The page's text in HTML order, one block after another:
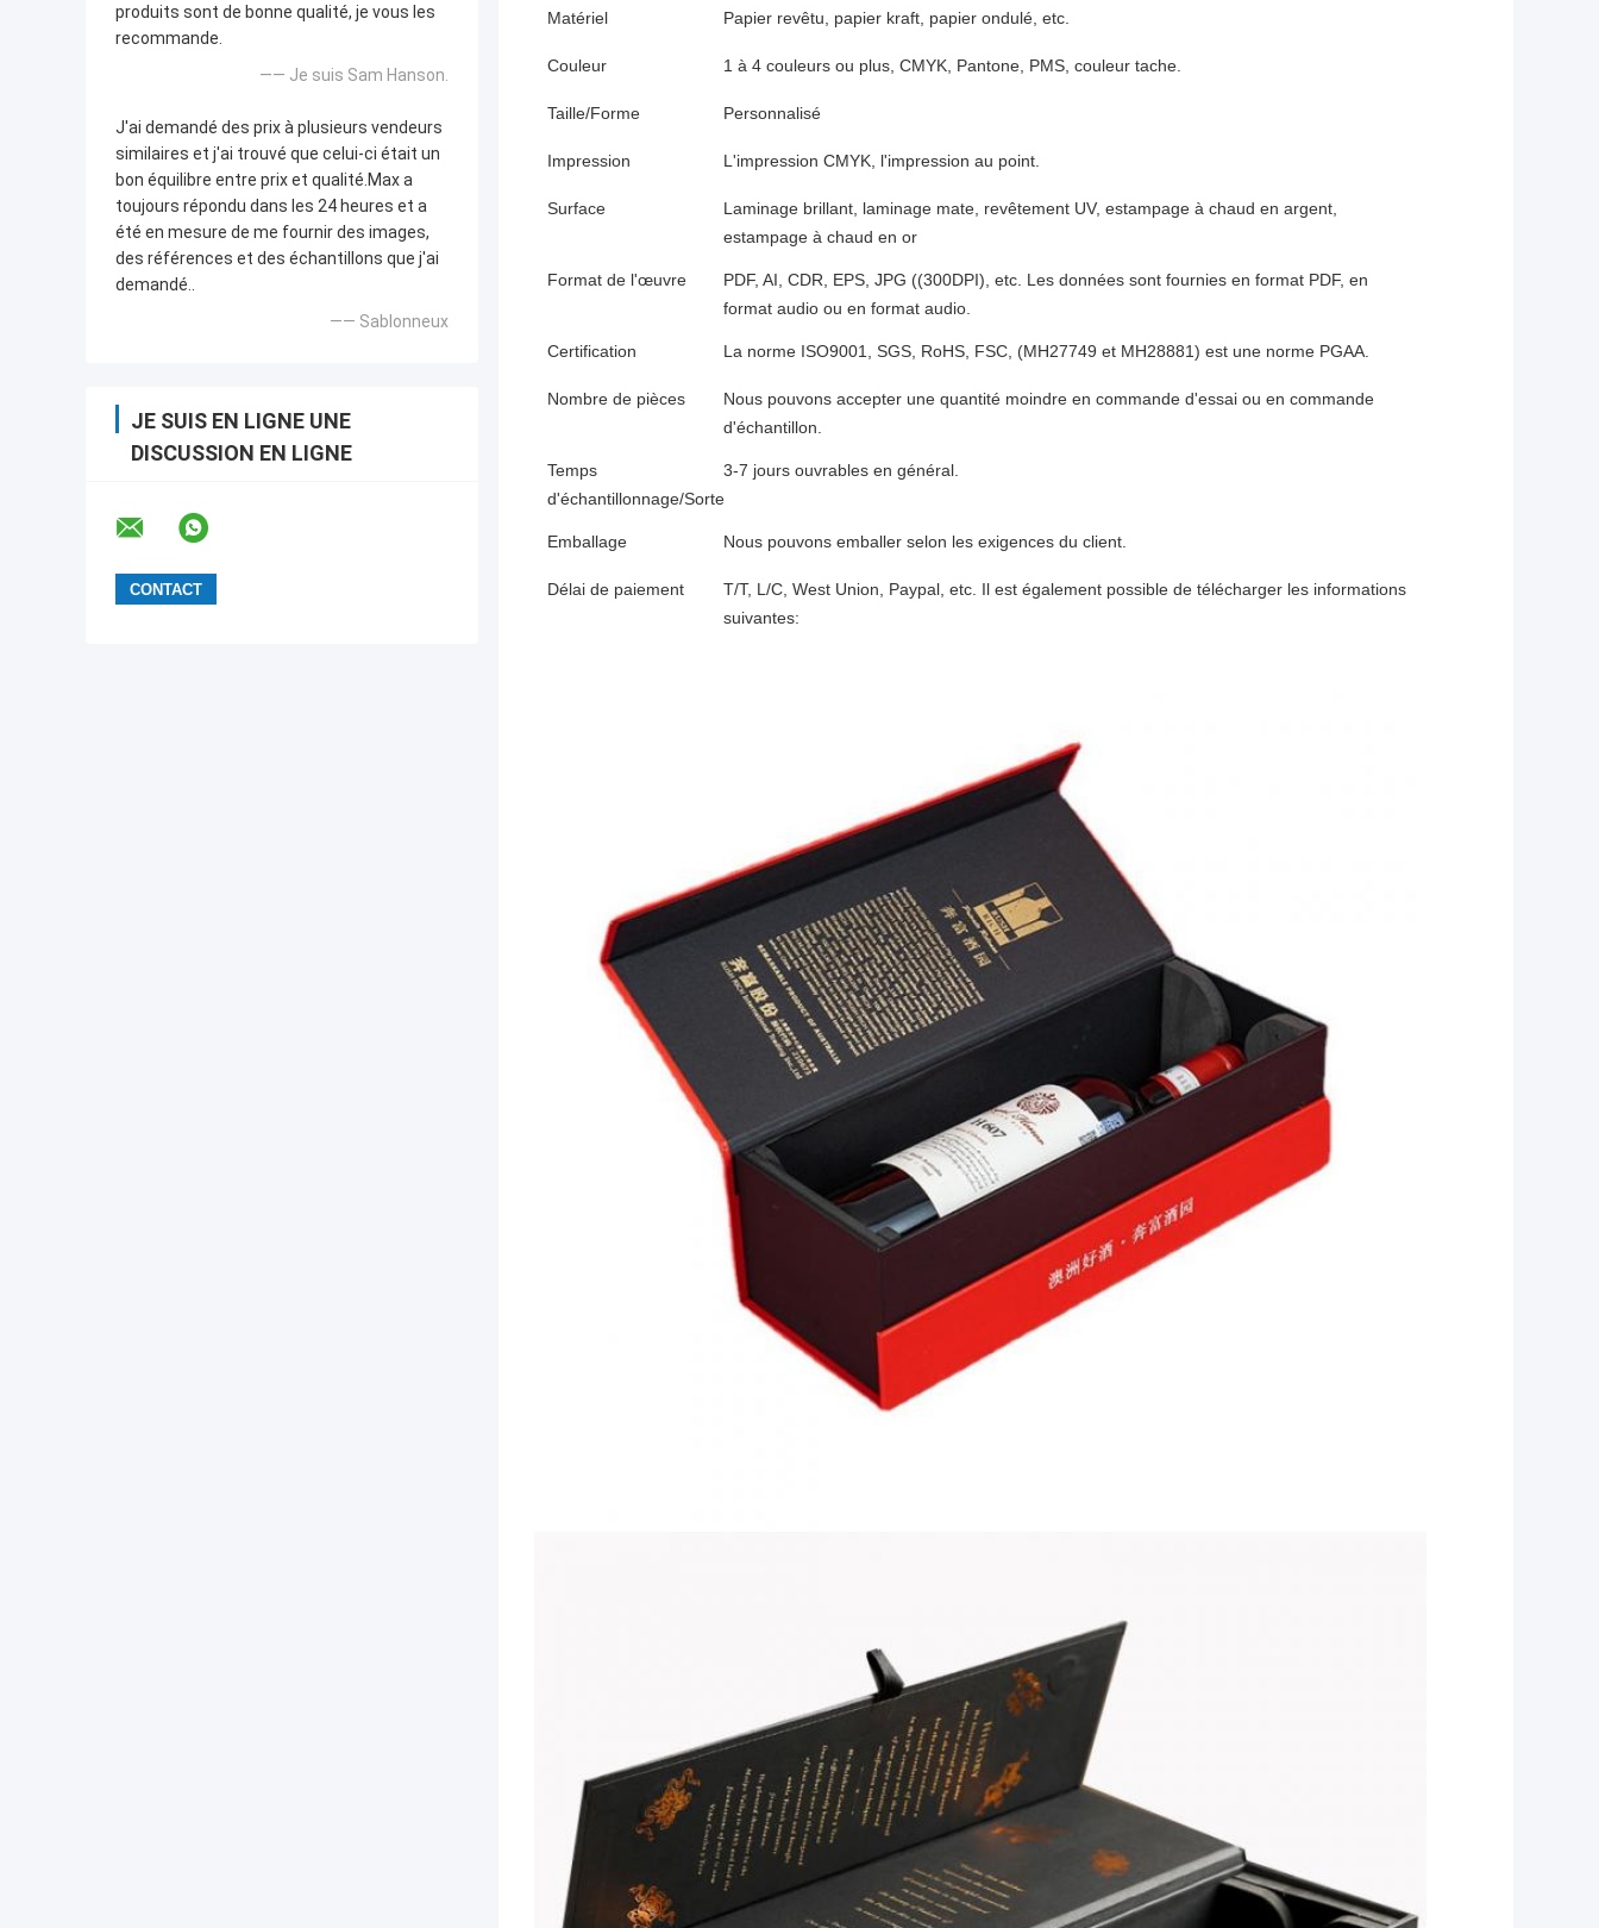
produits sont de bonne qualité, je vous les
recommande.
—— Je suis Sam Hanson.
J'ai demandé des prix à plusieurs vendeurs
similaires et j'ai trouvé que celui-ci était un
bon équilibre entre prix et qualité.Max a
toujours répondu dans les 24 heures et a
été en mesure de me fournir des images,
des références et des échantillons que j'ai
demandé..
—— Sablonneux
JE SUIS EN LIGNE UNE
DISCUSSION EN LIGNE
Matériel Papier revêtu, papier kraft, papier ondulé, etc.
Couleur 1 à 4 couleurs ou plus, CMYK, Pantone, PMS, couleur tache.
Taille/Forme Personnalisé
Impression L'impression CMYK, l'impression au point.
Surface
Laminage brillant, laminage mate, revêtement UV, estampage à chaud en argent,
estampage à chaud en or
Format de l'œuvre
PDF, AI, CDR, EPS, JPG ((300DPI), etc. Les données sont fournies en format PDF, en
format audio ou en format audio.
Certification La norme ISO9001, SGS, RoHS, FSC, (MH27749 et MH28881) est une norme PGAA.
Nombre de pièces
Nous pouvons accepter une quantité moindre en commande d'essai ou en commande
d'échantillon.
Temps
d'échantillonnage/Sorte
3-7 jours ouvrables en général.
Emballage Nous pouvons emballer selon les exigences du client.
Délai de paiement
T/T, L/C, West Union, Paypal, etc. Il est également possible de télécharger les informations
suivantes: